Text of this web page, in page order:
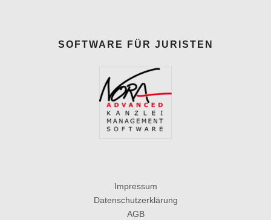
SOFTWARE FÜR JURISTEN
Impressum
Datenschutzerklärung
AGB